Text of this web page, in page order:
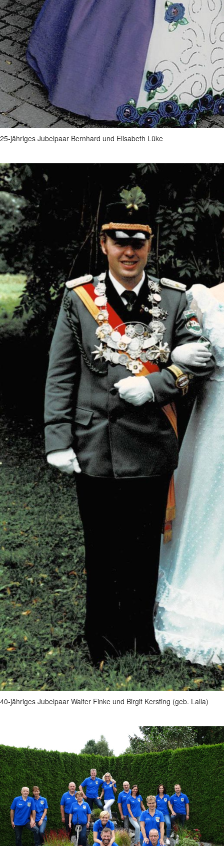
25-jähriges Jubelpaar Bernhard und Elisabeth Lüke
40-jähriges Jubelpaar Walter Finke und Birgit Kersting (geb. Lalla)